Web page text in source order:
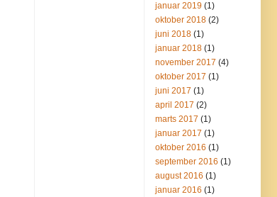
januar 2019 (1)
oktober 2018 (2)
juni 2018 (1)
januar 2018 (1)
november 2017 (4)
oktober 2017 (1)
juni 2017 (1)
april 2017 (2)
marts 2017 (1)
januar 2017 (1)
oktober 2016 (1)
september 2016 (1)
august 2016 (1)
januar 2016 (1)